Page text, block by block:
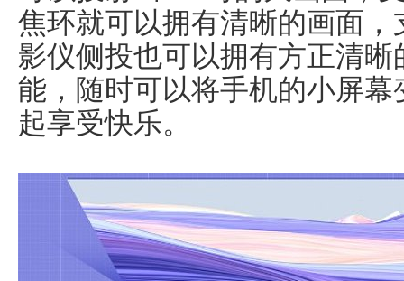
焦环就可以拥有清晰的画面
影仪侧投也可以拥有方正清
能，随时可以将手机的小屏
起享受快乐。